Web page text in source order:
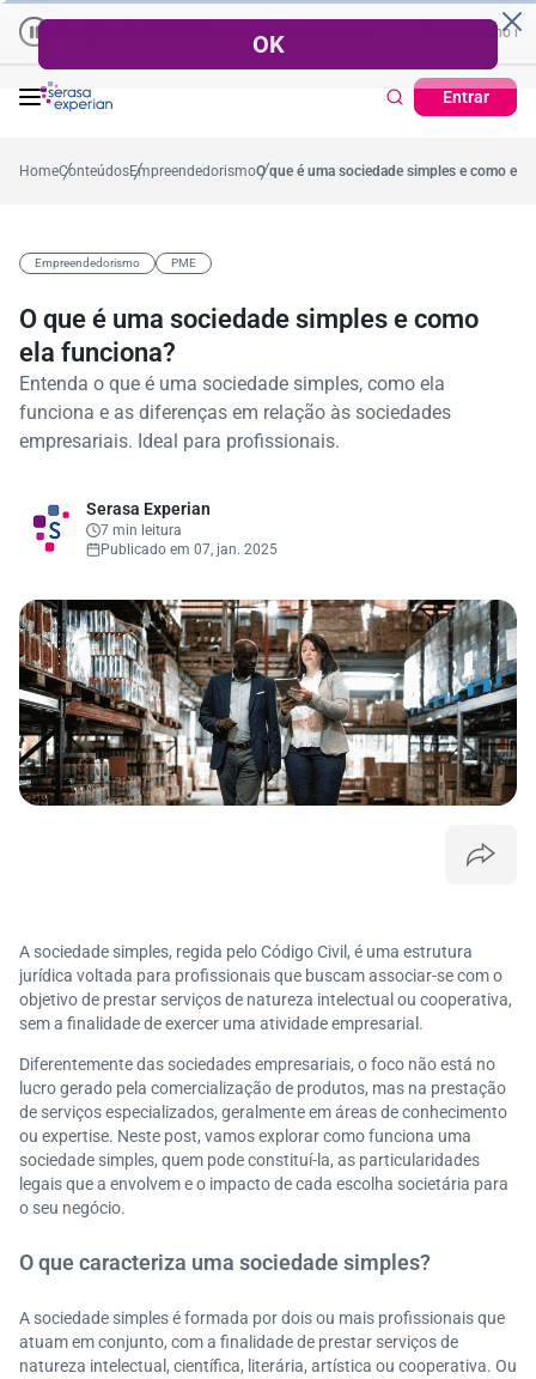
de Crédito
Entrar
mês Cartão de Crédito | Cadastro Positivo Ticket Médio
HomeConteúdosEmpreendedorismoO que é uma sociedade simples e como ela
Empreendedorismo PME
O que é uma sociedade simples e como
ela funciona?
Entenda o que é uma sociedade simples, como ela
funciona e as diferenças em relação às sociedades
empresariais. Ideal para profissionais.
Serasa Experian
7 min leitura
Publicado em 07, jan. 2025
A sociedade simples, regida pelo Código Civil, é uma estrutura
jurídica voltada para profissionais que buscam associar-se com o
objetivo de prestar serviços de natureza intelectual ou cooperativa,
sem a finalidade de exercer uma atividade empresarial.
Diferentemente das sociedades empresariais, o foco não está no
lucro gerado pela comercialização de produtos, mas na prestação
de serviços especializados, geralmente em áreas de conhecimento
ou expertise. Neste post, vamos explorar como funciona uma
sociedade simples, quem pode constituí-la, as particularidades
legais que a envolvem e o impacto de cada escolha societária para
o seu negócio.
O que caracteriza uma sociedade simples?
A sociedade simples é formada por dois ou mais profissionais que
atuam em conjunto, com a finalidade de prestar serviços de
natureza intelectual, científica, literária, artística ou cooperativa. Ou